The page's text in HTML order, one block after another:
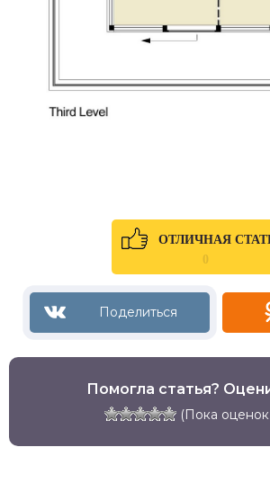
ОТЛИЧНАЯ
0
Помогла статья?
(Пока оценок